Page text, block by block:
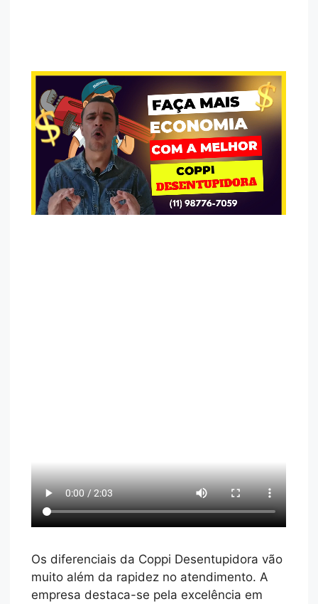
Os diferenciais da Coppi Desentupidora vão
muito além da rapidez no atendimento. A
empresa destaca-se pela excelência em